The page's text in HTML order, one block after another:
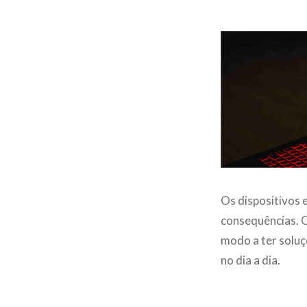
Os dispositivos
consequências.
modo a ter
no dia a dia.